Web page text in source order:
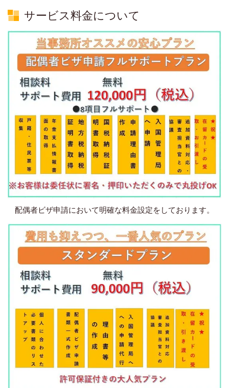
サービス料金について
配偶者ビザ申請において明確な料金設定をしております。